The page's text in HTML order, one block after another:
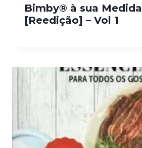
Bimby® à sua Medida
[Reedição] – Vol 1